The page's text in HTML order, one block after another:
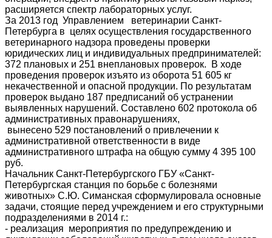
расширяется спектр лабораторных услуг.
За 2013 год Управлением ветеринарии Санкт-
Петербурга в целях осуществления государственного
ветеринарного надзора проведены проверки
юридических лиц и индивидуальных предпринимателей:
372 плановых и 251 внеплановых проверок. В ходе
проведения проверок изъято из оборота 51 605 кг
некачественной и опасной продукции. По результатам
проверок выдано 187 предписаний об устранении
выявленных нарушений. Составлено 602 протокола об
административных правонарушениях,
вынесено 529 постановлений о привлечении к
административной ответственности в виде
административного штрафа на общую сумму 4 395 100
руб.
Начальник Санкт-Петербургского ГБУ «Санкт-
Петербургская станция по борьбе с болезнями
животных» С.Ю. Симанская сформулировала основные
задачи, стоящие перед учреждением и его структурными
подразделениями в 2014 г.:
- реализация мероприятия по предупреждению и